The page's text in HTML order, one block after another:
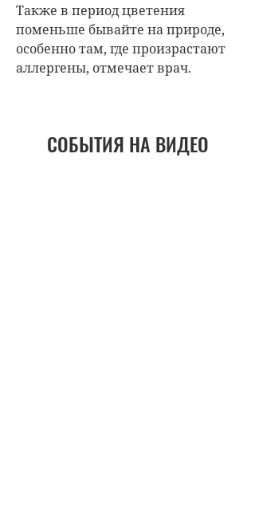
Также в период цветения
поменьше бывайте на природе,
особенно там, где произрастают
аллергены, отмечает врач.
СОБЫТИЯ НА ВИДЕО